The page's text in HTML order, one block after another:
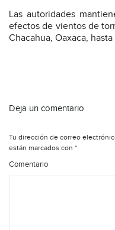
Las autoridades
efectos de vientos de
Chacahua, Oaxaca,
Deja un comentario
Tu dirección de correo
están marcados con *
Comentario